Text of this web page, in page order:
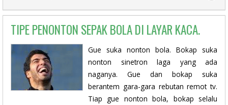
TIPE PENONTON SEPAK BOLA DI LAYAR KACA.
Gue suka nonton bola. Bokap suka
nonton sinetron laga yang ada
naganya. Gue dan bokap suka
berantem gara-gara rebutan remot tv.
Tiap gue nonton bola, bokap selalu